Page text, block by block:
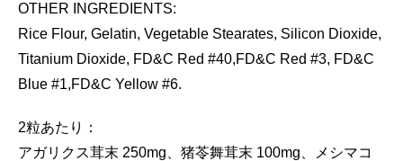
OTHER INGREDIENTS:
Rice Flour, Gelatin, Vegetable Stearates, Silicon Dioxide,
Titanium Dioxide, FD&C Red #40,FD&C Red #3, FD&C
Blue #1,FD&C Yellow #6.
2粒あたり：
アガリクス茸末 250mg、猪苓舞茸末 100mg、メシマコ